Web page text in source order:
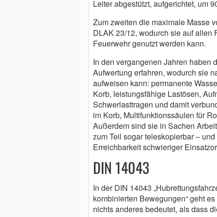
Leiter abgestützt, aufgerichtet, um
Zum zweiten die maximale Masse
DLAK 23/12, wodurch sie auf allen
Feuerwehr genutzt werden kann.
In den vergangenen Jahren haben
Aufwertung erfahren, wodurch sie
aufweisen kann: permanente
Korb, leistungsfähige Lastösen,
Schwerlasttragen und damit
im Korb, Multifunktionssäulen für
Außerdem sind sie in Sachen
zum Teil sogar teleskopierbar –
Erreichbarkeit schwieriger
DIN 14043
In der DIN 14043
kombinierten Bewegungen“ geht
nichts anderes bedeutet, als dass